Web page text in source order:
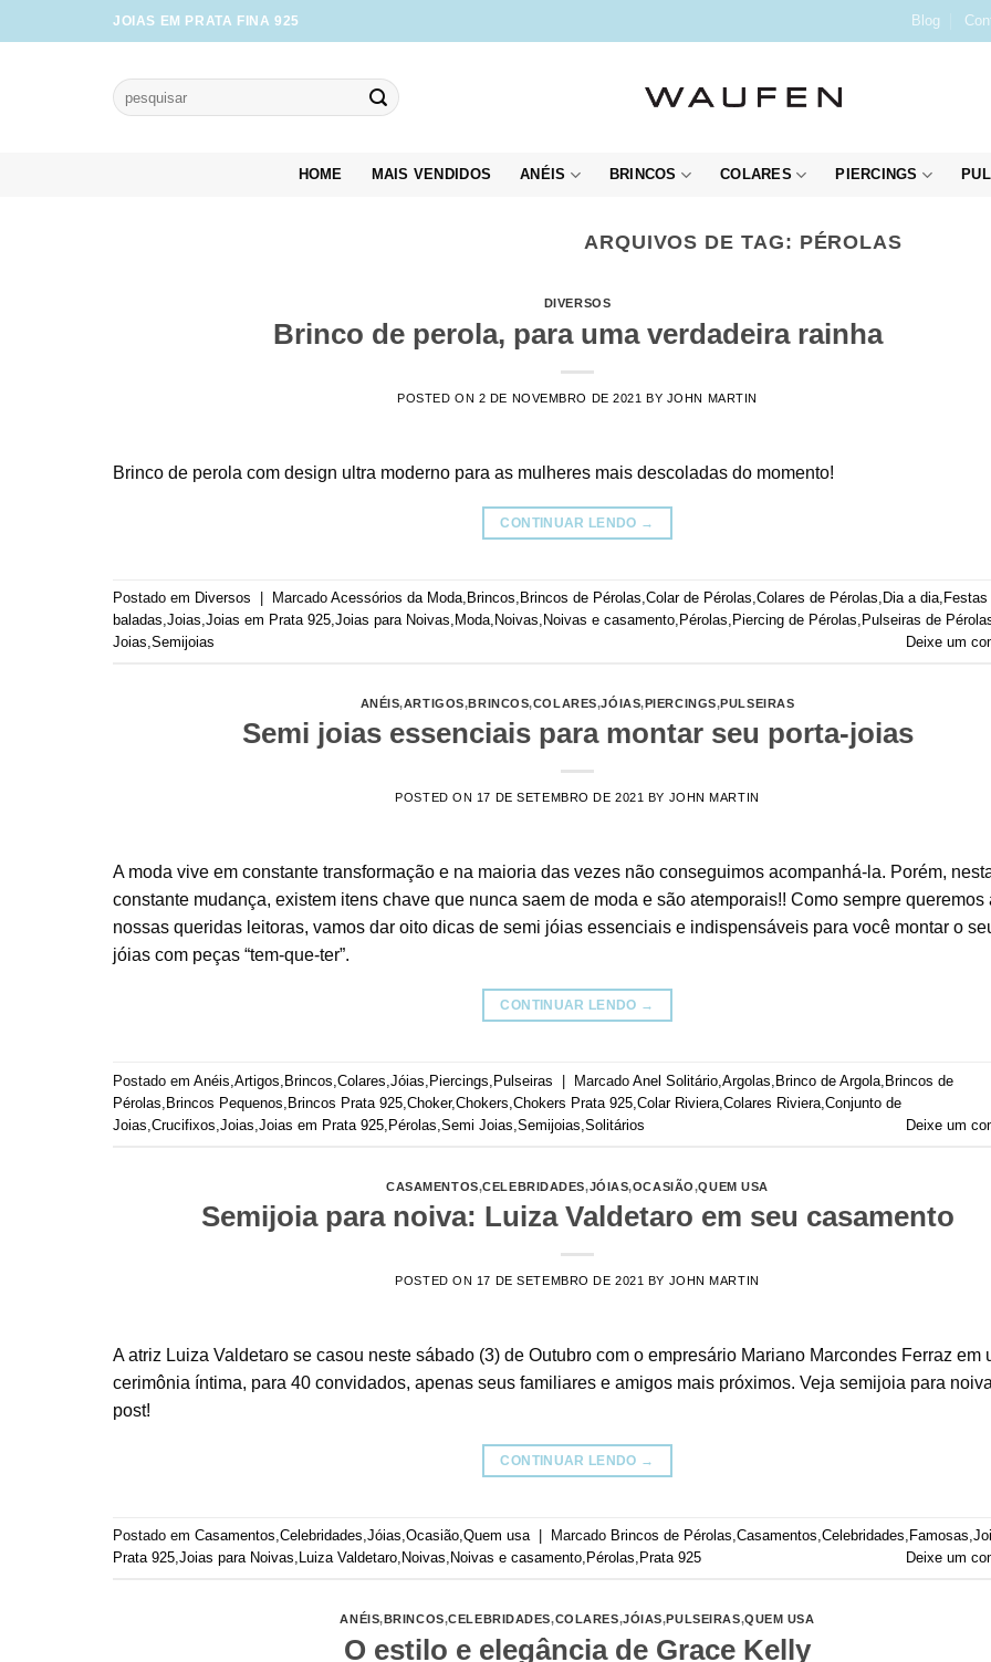
to
JOIAS EM PRATA FINA 925 Blog
Pesquisar
por:
HOME MAIS VENDIDOS ANÉIS BRINCOS COLARES PIERCINGS
ARQUIVOS DE TAG: PÉROLAS
DIVERSOS
Brinco de perola, para uma verdadeira rainha
POSTED ON 2 DE NOVEMBRO DE 2021 BY JOHN MARTIN
Brinco de perola com design ultra moderno para as mulheres mais descoladas do momento!
CONTINUAR LENDO →
Postado em Diversos Marcado Acessórios da Moda, Brincos, Brincos de Pérolas,Colar de Pérolas,Colares de Pérolas, Dia a dia, Festas
baladas,Joias,Joias em Prata 925,Joias para Noivas, Moda, Noivas, Noivas e casamento, Pérolas, Piercing de Pérolas, Pulseiras de
Joias,Semijoias Deixe um
ANÉIS,ARTIGOS,BRINCOS,COLARES,JÓIAS,PIERCINGS,PULSEIRAS
Semi joias essenciais para montar seu porta-joias
POSTED ON 17 DE SETEMBRO DE 2021 BY JOHN MARTIN
A moda vive em constante transformação e na maioria das vezes não conseguimos acompanhá-la. Porém,
constante mudança, existem itens chave que nunca saem de moda e são atemporais!! Como sempre queremos
nossas queridas leitoras, vamos dar oito dicas de semi jóias essenciais e indispensáveis para você montar o
jóias com peças “tem-que-ter”.
CONTINUAR LENDO →
Postado em Anéis Artigos Brincos Colares Jóias Piercings Pulseiras Marcado Anel Solitário Argolas Brinco de Argola Brincos de
Pérolas Brincos Pequenos Brincos Prata 925 Choker,Chokers Chokers Prata 925 Colar Riviera Colares Riviera Conjunto de
Joias Crucifixos Joias Joias em Prata 925 Pérolas Semi Joias Semijoias Solitários Deixe um
CASAMENTOS,CELEBRIDADES,JÓIAS,OCASIÃO,QUEM USA
Semijoia para noiva: Luiza Valdetaro em seu casamento
POSTED ON 17 DE SETEMBRO DE 2021 BY JOHN MARTIN
A atriz Luiza Valdetaro se casou neste sábado (3) de Outubro com o empresário Mariano Marcondes Ferraz em
cerimônia íntima, para 40 convidados, apenas seus familiares e amigos mais próximos. Veja semijoia para
post!
CONTINUAR LENDO →
Postado em Casamentos,Celebridades,Jóias,Ocasião,Quem usa Marcado Brincos de Pérolas,Casamentos,Celebridades, Famosas,
Prata 925,Joias para Noivas, Luiza Valdetaro, Noivas, Noivas e casamento, Pérolas, Prata 925 Deixe um
ANÉIS,BRINCOS,CELEBRIDADES,COLARES,JÓIAS,PULSEIRAS,QUEM USA
O estilo e elegância de Grace Kelly